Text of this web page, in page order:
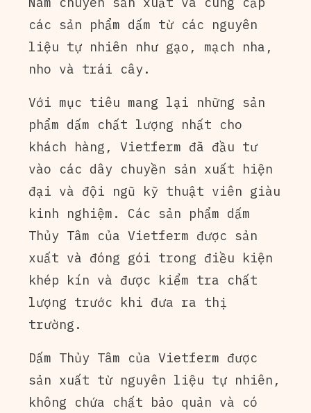
các sản phẩm dấm từ các nguyên
liệu tự nhiên như gạo, mạch nha,
nho và trái cây.
Với mục tiêu mang lại những sản
phẩm dấm chất lượng nhất cho
khách hàng, Vietferm đã đầu tư
vào các dây chuyền sản xuất hiện
đại và đội ngũ kỹ thuật viên giàu
kinh nghiệm. Các sản phẩm dấm
Thủy Tâm của Vietferm được sản
xuất và đóng gói trong điều kiện
khép kín và được kiểm tra chất
lượng trước khi đưa ra thị
trường.
Dấm Thủy Tâm của Vietferm được
sản xuất từ nguyên liệu tự nhiên,
không chứa chất bảo quản và có